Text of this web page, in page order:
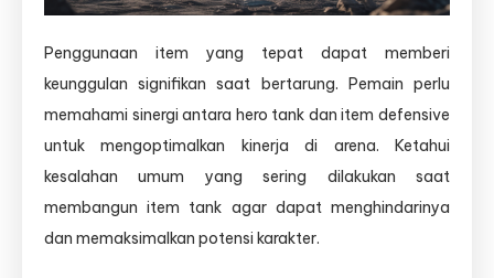
Penggunaan item yang tepat dapat memberi
keunggulan signifikan saat bertarung. Pemain perlu
memahami sinergi antara hero tank dan item defensive
untuk mengoptimalkan kinerja di arena. Ketahui
kesalahan umum yang sering dilakukan saat
membangun item tank agar dapat menghindarinya
dan memaksimalkan potensi karakter.